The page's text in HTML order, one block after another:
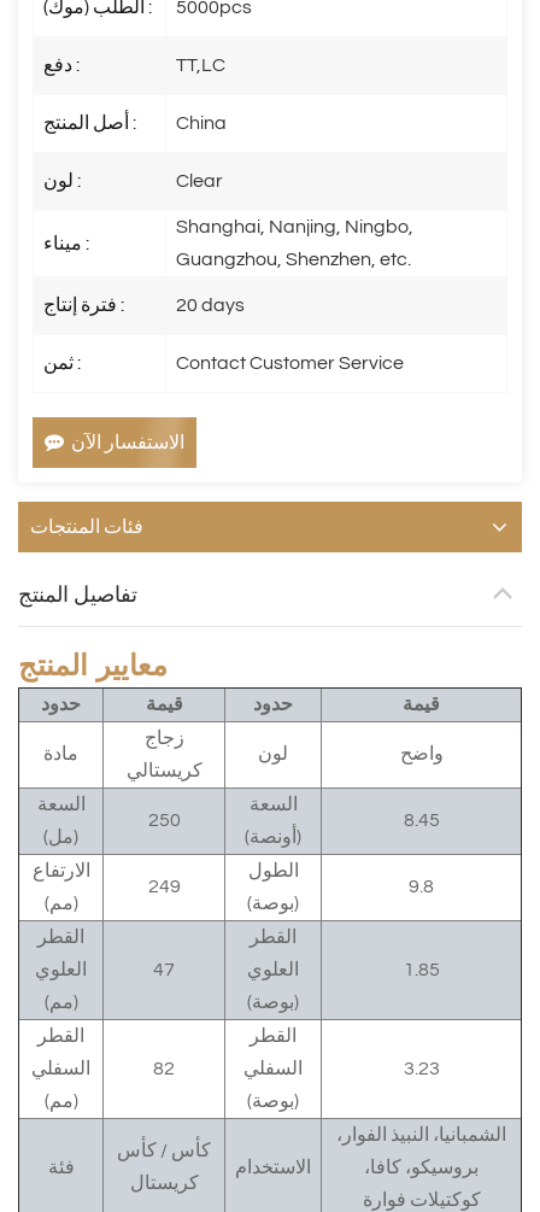
الطلب (موك) : 5000pcs
دفع : TT,LC
أصل المنتج : China
لون : Clear
ميناء :
Shanghai, Nanjing, Ningbo,
Guangzhou, Shenzhen, etc.
فترة إنتاج : 20 days
ثمن : Contact Customer Service
الاستفسار الآن
فئات المنتجات
تفاصيل المنتج
معايير المنتج
حدود قيمة حدود قيمة
مادة
زجاج
كريستالي
لون واضح
السعة
(مل)
250
السعة
(أونصة)
8.45
الارتفاع
(مم)
249
الطول
(بوصة)
9.8
القطر
العلوي
(مم)
47
القطر
العلوي
(بوصة)
1.85
القطر
السفلي
(مم)
82
القطر
السفلي
(بوصة)
3.23
فئة
كأس / كأس
كريستال
الاستخدام
الشمبانيا، النبيذ الفوار،
بروسيكو، كافا،
كوكتيلات فوارة